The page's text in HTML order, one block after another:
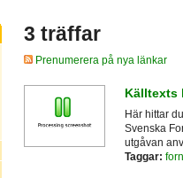
3 träffar
Prenumerera på nya länkar
Källtexts
Här hittar
Svenska
utgåvan
Taggar: